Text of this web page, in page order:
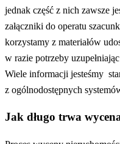
jednak część z nich zawsze
załączniki do operatu
korzystamy z materiałów
w razie potrzeby
Wiele informacji jesteśmy
z ogólnodostępnych
Jak długo trwa